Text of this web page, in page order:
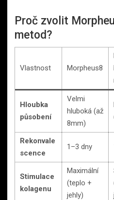
Proč zvolit
metod?
Vlastnost Morpheus8
Hloubka
působení
Velmi
hluboká (až
8mm)
Rekonvale
scence
1–3 dny
Stimulace
kolagenu
Maximální
(teplo +
jehly)